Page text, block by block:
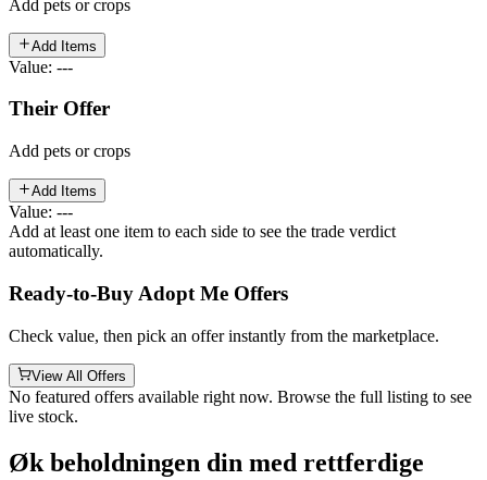
Add pets or crops
Add Items
Value: ---
Their Offer
Add pets or crops
Add Items
Value: ---
Add at least one item to each side to see the trade verdict
automatically.
Ready-to-Buy Adopt Me Offers
Check value, then pick an offer instantly from the marketplace.
View All Offers
No featured offers available right now. Browse the full listing to see
live stock.
Øk beholdningen din med rettferdige